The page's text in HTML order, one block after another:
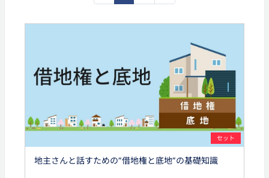
セット
地主さんと話すための”借地権と底地”の基礎知識